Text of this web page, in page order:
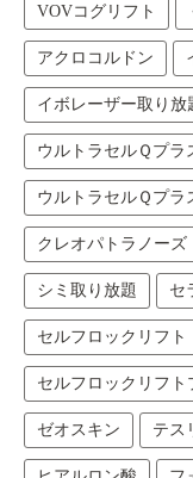
VOVコグリフト
アクロコルドン
イボレーザー取り放
ウルトラセルＱプラ
ウルトラセルＱプラ
クレオパトラノーズ
シミ取り放題 セ
セルフロックリフト
セルフロックリフト
ゼオスキン テス